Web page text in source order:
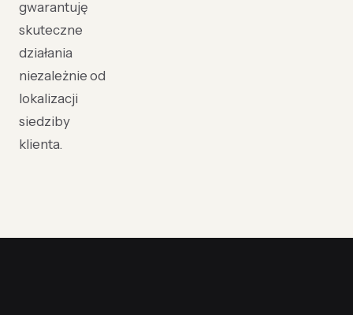
gwarantuję
skuteczne
działania
niezależnie od
lokalizacji
siedziby
klienta.